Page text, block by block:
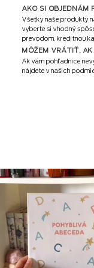
AKO SI OBJEDNÁM
Všetky naše produkty
vyberte si vhodný
prevodom, kreditnou
MÔŽEM VRÁTIŤ,
Ak vám pohľadnice
nájdete v našich